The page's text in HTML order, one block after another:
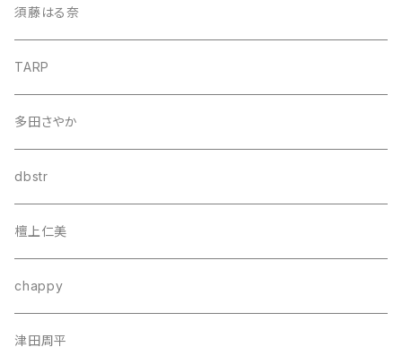
須藤はる奈
TARP
多田さやか
dbstr
檀上仁美
chappy
津田周平